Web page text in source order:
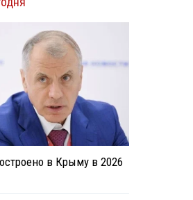
в Крыму в 2026